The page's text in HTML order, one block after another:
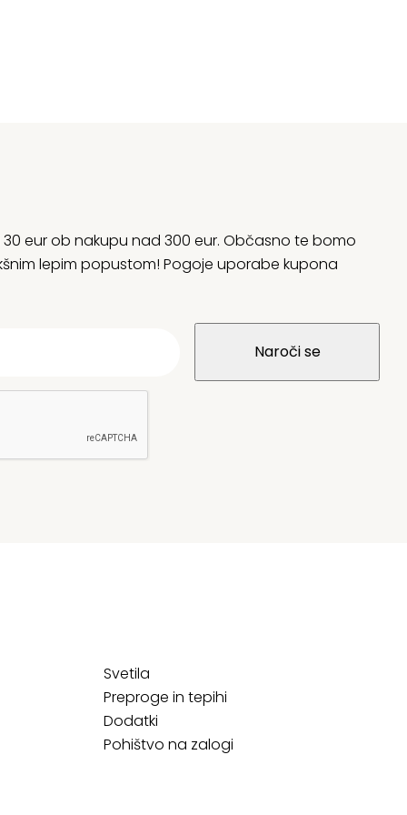
eur ob nakupu nad 300 eur. Občasno te bomo
lepim popustom! Pogoje uporabe kupona
Svetila
Preproge in tepihi
Dodatki
Pohištvo na zalogi